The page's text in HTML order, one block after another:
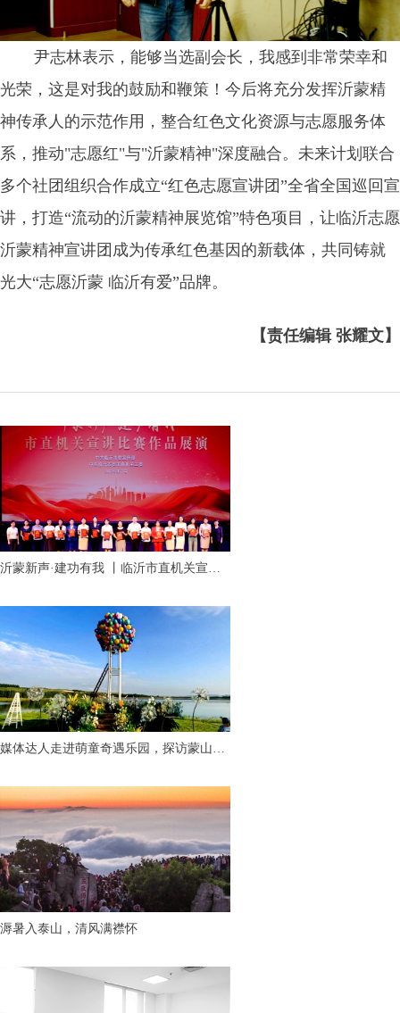
尹志林表示，能够当选副会长，我感到非常荣幸和
光荣，这是对我的鼓励和鞭策！今后将充分发挥沂蒙精
神传承人的示范作用，整合红色文化资源与志愿服务体
系，推动"志愿红"与"沂蒙精神"深度融合。未来计划联合
多个社团组织合作成立“红色志愿宣讲团”全省全国巡回宣
讲，打造“流动的沂蒙精神展览馆”特色项目，让临沂志愿
沂蒙精神宣讲团成为传承红色基因的新载体，共同铸就
光大“志愿沂蒙 临沂有爱”品牌。
【责任编辑 张耀文】
沂蒙新声·建功有我 丨临沂市直机关宣讲
媒体达人走进萌童奇遇乐园，探访蒙山脚
溽暑入泰山，清风满襟怀